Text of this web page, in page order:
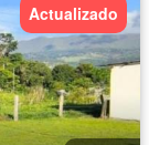
Actualizado